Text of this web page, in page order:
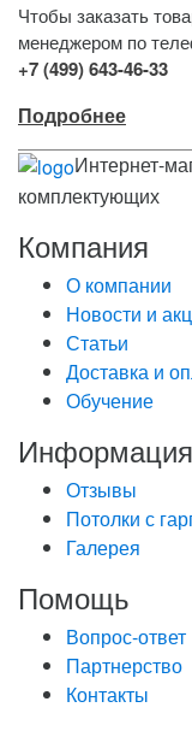
Чтобы заказать
менеджером по
+7 (499) 643-46-33
Подробнее
Интернет-
комплектующих
Компания
О компании
Новости и
Статьи
Доставка и
Обучение
Информация
Отзывы
Потолки с
Галерея
Помощь
Вопрос-ответ
Партнерство
Контакты